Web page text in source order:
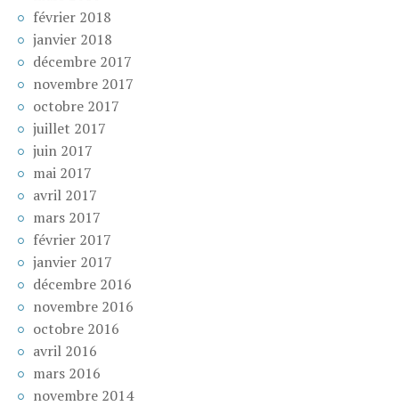
février 2018
janvier 2018
décembre 2017
novembre 2017
octobre 2017
juillet 2017
juin 2017
mai 2017
avril 2017
mars 2017
février 2017
janvier 2017
décembre 2016
novembre 2016
octobre 2016
avril 2016
mars 2016
novembre 2014